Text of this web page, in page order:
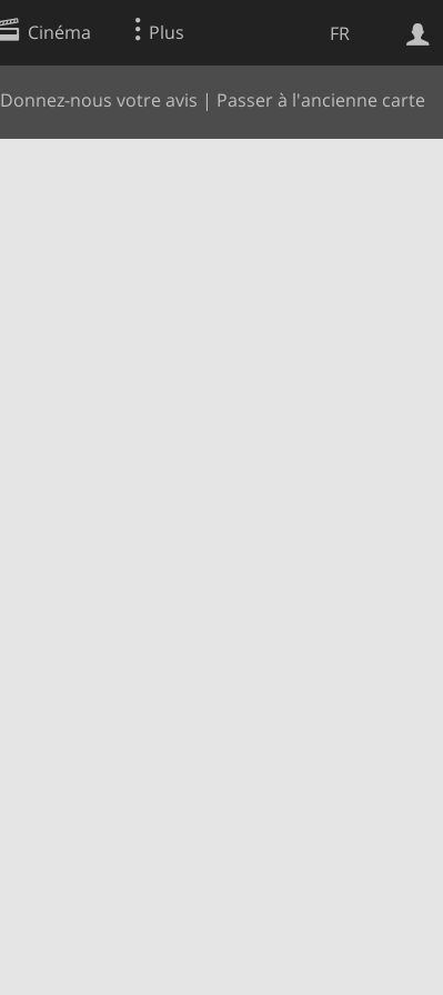
FR
Cinéma Plus
Donnez-nous votre avis | Passer à l'ancienne carte
Web